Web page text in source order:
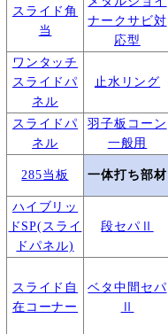
スライド角
当
ナークサビ対
応型
ワンタッチ
スライドパ
ネル
止水リング
スライドパ
ネル
羽子板コーン
一般用
285当板 一体打ち部材
ハイブリッ
ドSP(スライ
ドパネル)
段セパⅡ
スライド自
在コーナー
ベタ中間セパ